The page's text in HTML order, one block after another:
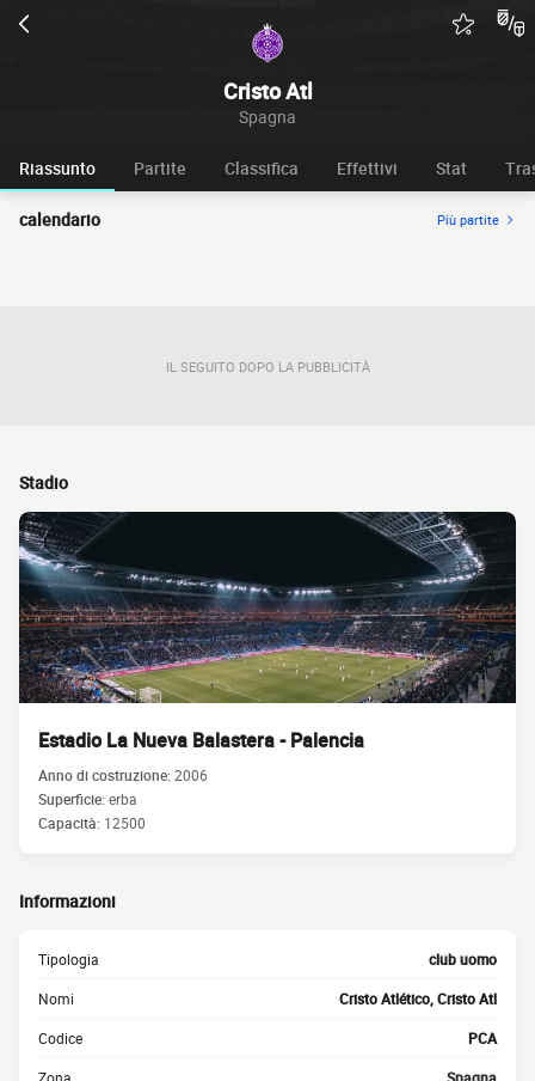
Cristo Atl
Spagna
Riassunto Partite Classifica Effettivi Stat
calendario Più partite
IL SEGUITO DOPO LA PUBBLICITÀ
Stadio
Estadio La Nueva Balastera - Palencia
Anno di costruzione:2006
Superficie:erba
Capacità: 12500
Informazioni
Tipologia club uomo
Nomi Cristo Atlético, Cristo Atl
Codice PCA